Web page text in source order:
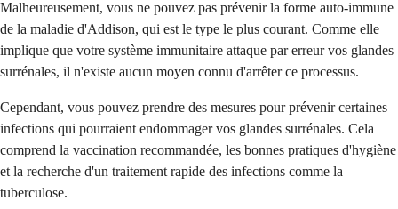
Malheureusement, vous ne pouvez pas prévenir la forme auto-immune
de la maladie d'Addison, qui est le type le plus courant. Comme elle
implique que votre système immunitaire attaque par erreur vos glandes
surrénales, il n'existe aucun moyen connu d'arrêter ce processus.
Cependant, vous pouvez prendre des mesures pour prévenir certaines
infections qui pourraient endommager vos glandes surrénales. Cela
comprend la vaccination recommandée, les bonnes pratiques d'hygiène
et la recherche d'un traitement rapide des infections comme la
tuberculose.